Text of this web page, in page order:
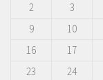
2
3
9
10
16
17
23
24